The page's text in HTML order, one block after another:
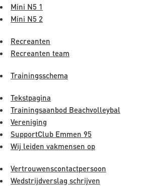
Mini N5 1
Mini N5 2
Recreanten
Recreanten team
Trainingsschema
Tekstpagina
Trainingsaanbod Beachvolleybal
Vereniging
SupportClub Emmen 95
Wij leiden vakmensen op
Vertrouwenscontactpersoon
Wedstrijdverslag schrijven